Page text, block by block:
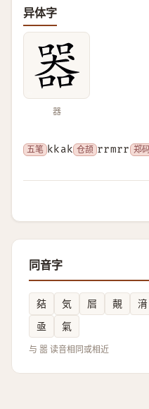
异体字
器
五笔 kkak 仓颉 rrmrr 郑
同音字
夡 気 㞓 䚍 湇
亟
氣
与 噐 读音相同或相近